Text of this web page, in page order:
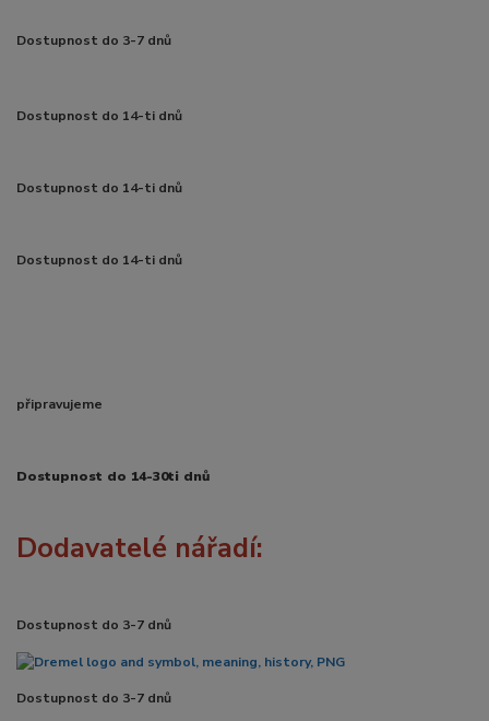
Dostupnost do 3-7 dnů
Dostupnost do 14-ti dnů
Dostupnost do 14-ti dnů
Dostupnost do 14-ti dnů
připravujeme
Dostupnost do 14-30ti dnů
Dodavatelé nářadí:
Dostupnost do 3-7 dnů
Dostupnost do 3-7 dnů